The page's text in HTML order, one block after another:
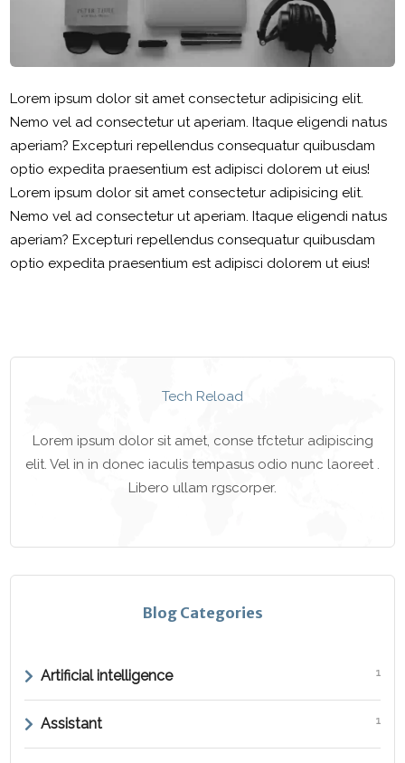
Lorem ipsum dolor sit amet consectetur adipisicing elit.
Nemo vel ad consectetur ut aperiam. Itaque eligendi natus
aperiam? Excepturi repellendus consequatur quibusdam
optio expedita praesentium est adipisci dolorem ut eius!
Lorem ipsum dolor sit amet consectetur adipisicing elit.
Nemo vel ad consectetur ut aperiam. Itaque eligendi natus
aperiam? Excepturi repellendus consequatur quibusdam
optio expedita praesentium est adipisci dolorem ut eius!
Tech Reload
Lorem ipsum dolor sit amet, conse tfctetur adipiscing
elit. Vel in in donec iaculis tempasus odio nunc laoreet .
Libero ullam rgscorper.
Blog Categories
Artificial intelligence 1
Assistant 1